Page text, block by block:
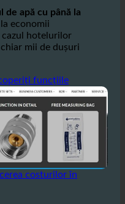
de apă cu până la
economii
cazul hotelurilor
mii de dușuri
funcțiile
costurilor în